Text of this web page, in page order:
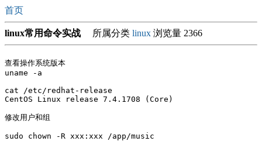
首页
linux常用命令实战 所属分类 linux 浏览量 2366
查看操作系统版本
uname -a
cat /etc/redhat-release
CentOS Linux release 7.4.1708 (Core)
修改用户和组
sudo chown -R xxx:xxx /app/music